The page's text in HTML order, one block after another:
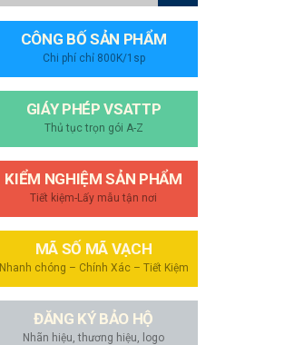
CÔNG BỐ SẢN PHẨM
Chi phí chỉ 800K/1sp
GIÁY PHÉP VSATTP
Thủ tục trọn gói A-Z
KIỂM NGHIỆM SẢN PHẨM
Tiết kiệm-Lấy mẫu tận nơi
MÃ SỐ MÃ VẠCH
Nhanh chóng – Chính Xác – Tiết Kiệm
ĐĂNG KÝ BẢO HỘ
Nhãn hiệu, thương hiệu, logo